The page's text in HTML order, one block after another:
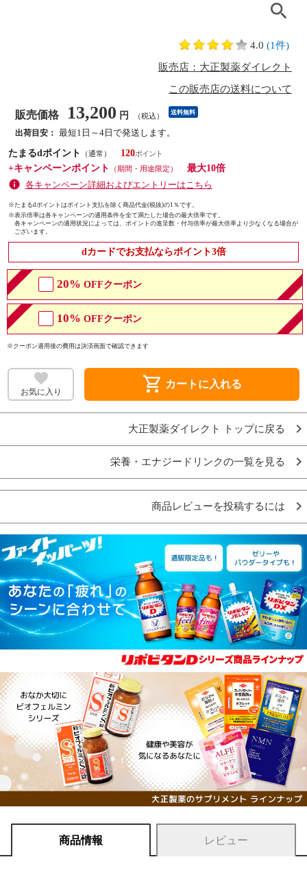
4.0 (1件)
販売店：大正製薬ダイレクト
この販売店の送料について
販売価格 13,200 円 （税込） 送料無料
出荷目安： 最短1日～4日で発送します。
たまるdポイント
（通常）
120
+キャンペーンポイント
（期間・用途限定）
最大10倍
各キャンペーン詳細およびエントリーはこちら
※たまるdポイントはポイント支払を除く商品代金(税抜)の1％です。
※表示倍率は各キャンペーンの適用条件を全て満たした場合の最大倍率です。
各キャンペーンの適用状況によっては、ポイントの進呈数・付与倍率が最大倍率より少なくなる場合が
ございます。
dカードでお支払ならポイント3倍
20% OFFクーポン
10% OFFクーポン
※クーポン適用後の費用は決済画面で確認できます
お気に入り shopping_cart カートに入れる
大正製薬ダイレクト トップに戻る
栄養・エナジードリンクの一覧を見る
商品レビューを投稿するには
商品情報 レビュー